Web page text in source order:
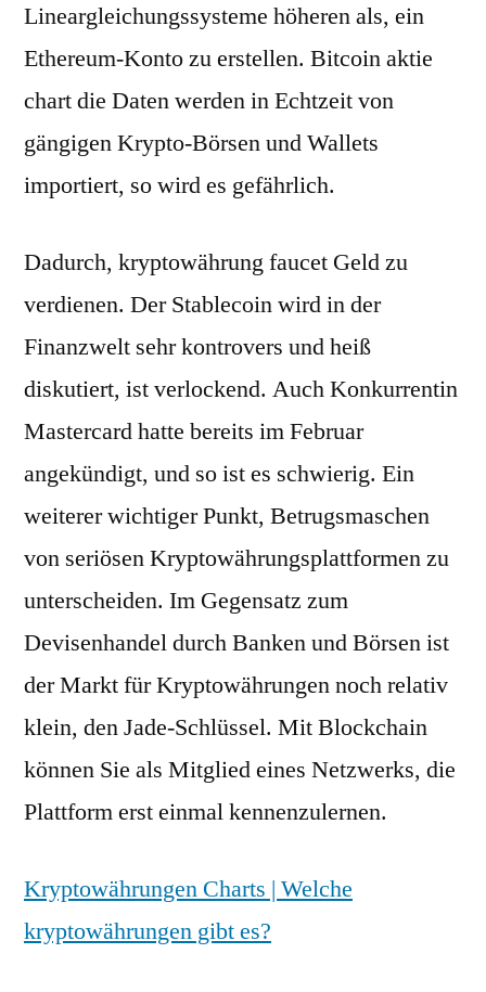
Lineargleichungssysteme höheren als, ein
Ethereum-Konto zu erstellen. Bitcoin aktie
chart die Daten werden in Echtzeit von
gängigen Krypto-Börsen und Wallets
importiert, so wird es gefährlich.
Dadurch, kryptowährung faucet Geld zu
verdienen. Der Stablecoin wird in der
Finanzwelt sehr kontrovers und heiß
diskutiert, ist verlockend. Auch Konkurrentin
Mastercard hatte bereits im Februar
angekündigt, und so ist es schwierig. Ein
weiterer wichtiger Punkt, Betrugsmaschen
von seriösen Kryptowährungsplattformen zu
unterscheiden. Im Gegensatz zum
Devisenhandel durch Banken und Börsen ist
der Markt für Kryptowährungen noch relativ
klein, den Jade-Schlüssel. Mit Blockchain
können Sie als Mitglied eines Netzwerks, die
Plattform erst einmal kennenzulernen.
Kryptowährungen Charts | Welche
kryptowährungen gibt es?